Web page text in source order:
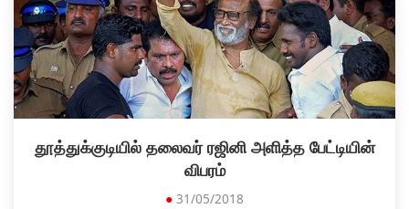
தூத்துக்குடியில் தலைவர் ரஜினி அளித்த பேட்டியின்
விபரம்
● 31/05/2018